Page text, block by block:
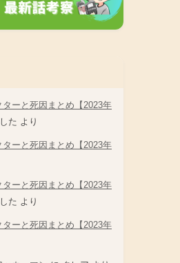
ターと死因まとめ【2023年
た より
ターと死因まとめ【2023年
ターと死因まとめ【2023年
た より
ターと死因まとめ【2023年